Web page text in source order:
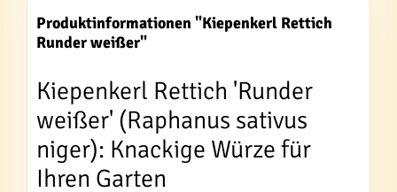
Produktinformationen "Kiepenkerl Rettich
Runder weißer"
Kiepenkerl Rettich 'Runder
weißer' (Raphanus sativus
niger): Knackige Würze für
Ihren Garten